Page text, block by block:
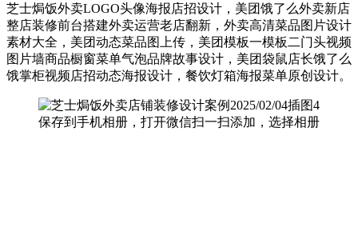
芝士焗饭外卖LOGO头像海报店招设计，美团饿了么外卖新店
整店装修前台搭建外卖运营老店翻新，外卖高清菜品图片设计
素材大全，美团动态菜品图上传，美团模板一模板二门头视频
图片墙商品橱窗菜单气泡品牌故事设计，美团袋鼠店长饿了么
饿掌柜视频店招动态海报设计，餐饮灯箱海报菜单原创设计。
保存到手机相册，打开微信扫一扫添加，选择相册